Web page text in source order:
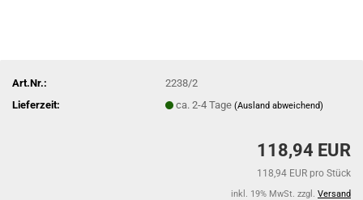
Art.Nr.:
2238/2
Lieferzeit:
ca. 2-4 Tage(Ausland abweichend)
118,94 EUR
118,94 EUR pro Stück
inkl. 19% MwSt. zzgl. Versand